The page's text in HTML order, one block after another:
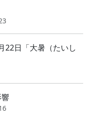
日「大暑（たいし